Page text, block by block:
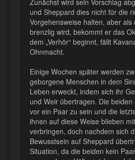
und Sheppard dies nicht für die
Vorgehensweise halten, aber als
brenzlig wird, bekommt er das
dem „Verhör“ beginnt, fällt
Ohnmacht.
Einige Wochen später werden
geborgene Menschen in dem
Leben erweckt, indem sich ihr
und Weir übertragen. Die
vor ein Paar zu sein und die
ihnen auf diese Weise blieben
verbringen, doch nachdem sich
Bewusstsein auf Sheppard
Situation, da die beiden kein